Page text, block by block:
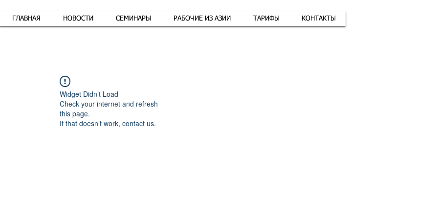
ГЛАВНАЯ НОВОСТИ СЕМИНАРЫ РАБОЧИЕ ИЗ АЗИИ ТАРИФЫ КОНТАКТЫ
Widget Didn’t Load
Check your internet and refresh
this page.
If that doesn’t work, contact us.